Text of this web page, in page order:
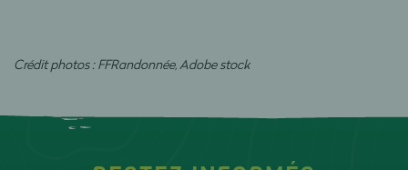
Crédit photos : FFRandonnée, Adobe stock